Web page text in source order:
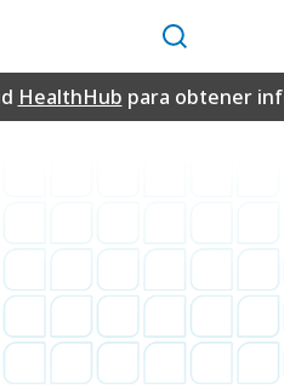
Buscar
HealthHub para obtener